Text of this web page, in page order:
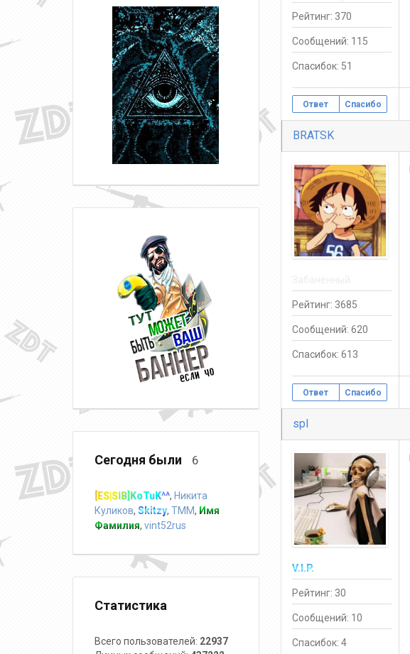
Рейтинг: 370
Сообщений: 115
Спасибок: 51
Ответ Спасибо
BRATSK
Рейтинг: 3685
Сообщений: 620
Спасибок: 613
Ответ Спасибо
spl
V.I.P.
Рейтинг: 30
Сообщений: 10
Спасибок: 4
Сегодня были 6
[ES|SIB]KoTuK^^, Никита
Куликов, Skitzy, TMM, Имя
Фамилия, vint52rus
Статистика
Всего пользователей: 22937